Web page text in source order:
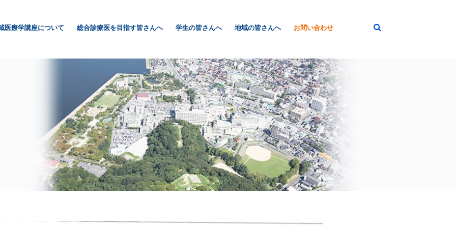
医療学講座について 総合診療医を目指す皆さんへ 学生の皆さんへ 地域の皆さんへ お問い合わせ